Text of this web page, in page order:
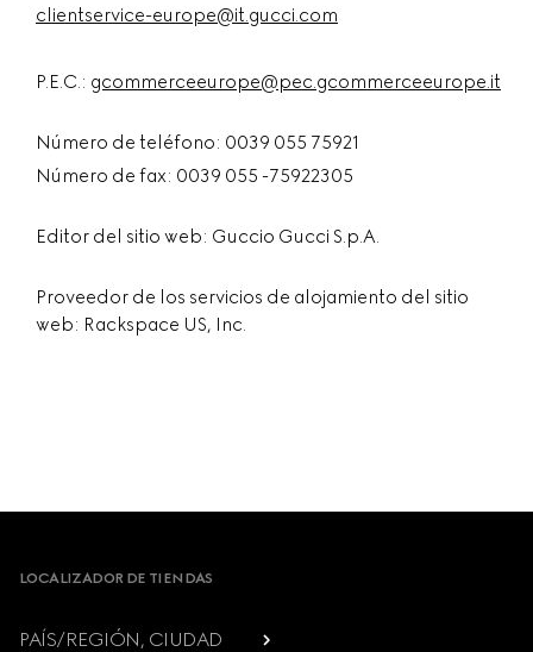
clientservice-europe@it.gucci.com
P.E.C.: gcommerceeurope@pec.gcommerceeurope.it
Número de teléfono: 0039 055 75921
Número de fax: 0039 055 -75922305
Editor del sitio web: Guccio Gucci S.p.A.
Proveedor de los servicios de alojamiento del sitio
web: Rackspace US, Inc.
Footer
LOCALIZADOR DE TIENDAS
PAÍS/REGIÓN, CIUDAD